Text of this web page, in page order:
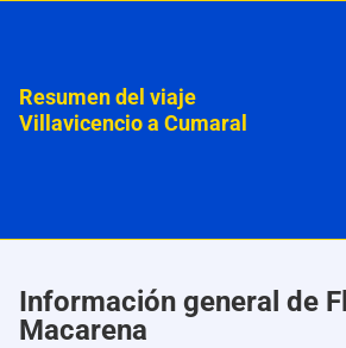
Resumen del viaje
Villavicencio a Cumaral
Información general de
Macarena